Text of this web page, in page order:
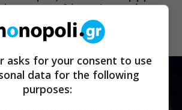
για δύο τελευταίες
συναυλίες
asks for your consent to use
data for the following
purposes: